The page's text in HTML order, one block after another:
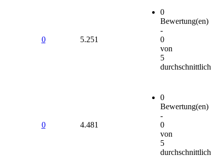
0 5.251
0
Bewertung(en)
-
0
von
5
durchschnittlich
0 4.481
0
Bewertung(en)
-
0
von
5
durchschnittlich